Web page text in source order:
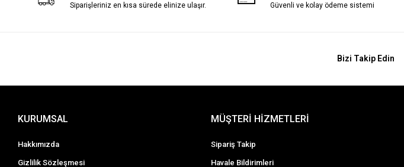
Siparişleriniz en kısa sürede elinize ulaşır. Güvenli ve kolay ödeme sistemi
Bizi Takip Edin
KURUMSAL
Hakkımızda
Gizlilik Sözleşmesi
MÜŞTERİ HİZMETLERİ
Sipariş Takip
Havale Bildirimleri